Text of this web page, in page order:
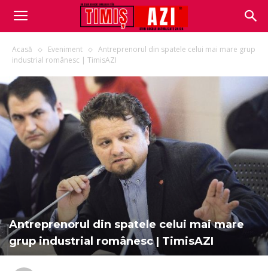
Acasă Eveniment
Antreprenorul din spatele celui mai mare grup
industrial românesc | TimisAZI
Antreprenorul din spatele celui mai mare
grup industrial românesc | TimisAZI